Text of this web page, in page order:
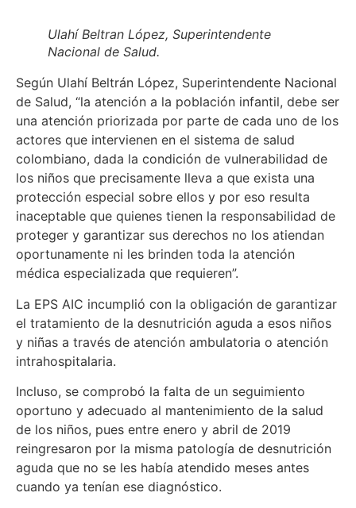
Ulahí Beltran López, Superintendente
Nacional de Salud.
Según Ulahí Beltrán López, Superintendente Nacional
de Salud, “la atención a la población infantil, debe ser
una atención priorizada por parte de cada uno de los
actores que intervienen en el sistema de salud
colombiano, dada la condición de vulnerabilidad de
los niños que precisamente lleva a que exista una
protección especial sobre ellos y por eso resulta
inaceptable que quienes tienen la responsabilidad de
proteger y garantizar sus derechos no los atiendan
oportunamente ni les brinden toda la atención
médica especializada que requieren”.
La EPS AIC incumplió con la obligación de garantizar
el tratamiento de la desnutrición aguda a esos niños
y niñas a través de atención ambulatoria o atención
intrahospitalaria.
Incluso, se comprobó la falta de un seguimiento
oportuno y adecuado al mantenimiento de la salud
de los niños, pues entre enero y abril de 2019
reingresaron por la misma patología de desnutrición
aguda que no se les había atendido meses antes
cuando ya tenían ese diagnóstico.